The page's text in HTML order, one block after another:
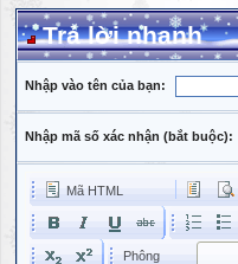
Trả lời nhanh
Nhập vào tên của bạn:
Nhập mã số xác nhận (bắt buộc):
Mã HTML
Phông Phông